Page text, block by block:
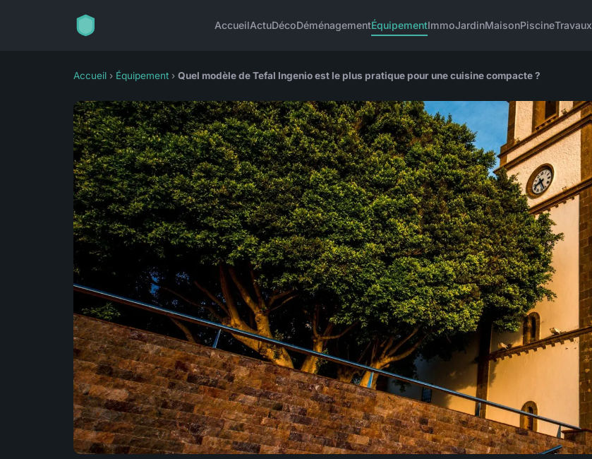
AccueilActuDécoDéménagementÉquipementImmoJardinMaisonPiscineTravaux
Accueil › Équipement › Quel modèle de Tefal Ingenio est le plus pratique pour une cuisine compacte ?